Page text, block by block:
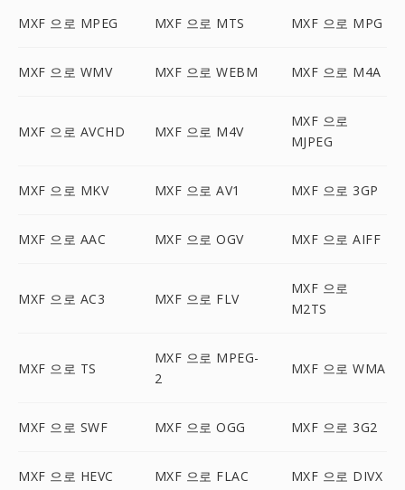
MXF 으로 MPEG MXF 으로 MTS MXF 으로 MPG
MXF 으로 WMV MXF 으로 WEBM MXF 으로 M4A
MXF 으로 AVCHD MXF 으로 M4V
MXF 으로
MJPEG
MXF 으로 MKV MXF 으로 AV1 MXF 으로 3GP
MXF 으로 AAC MXF 으로 OGV MXF 으로 AIFF
MXF 으로 AC3 MXF 으로 FLV
MXF 으로
M2TS
MXF 으로 TS
MXF 으로 MPEG-
2
MXF 으로 WMA
MXF 으로 SWF MXF 으로 OGG MXF 으로 3G2
MXF 으로 HEVC MXF 으로 FLAC MXF 으로 DIVX